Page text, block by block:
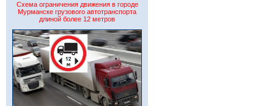
Схема ограничения движения в городе
Мурманске грузового автотранспорта
длиной более 12 метров